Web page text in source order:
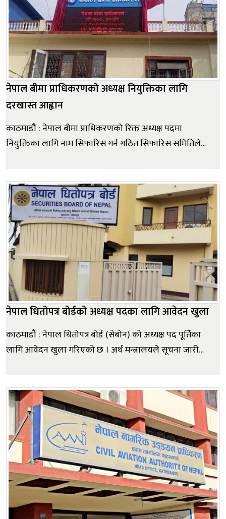
नेपाल बीमा प्राधिकरणको अध्यक्ष नियुक्तिका लागि
दरखास्त आह्वान
काठमाडौं : नेपाल बीमा प्राधिकरणको रिक्त अध्यक्ष पदमा
नियुक्तिका लागि नाम सिफारिस गर्न गठित सिफारिस समितिले
इच्छुक तथा योग्य व्यक्तिले सूचना प्रकाशित भएको मितिले सात
दिनभित्र अर्...
नेपाल धितोपत्र बोर्डको अध्यक्ष पदका लागि आवेदन खुला
काठमाडौं : नेपाल धितोपत्र बोर्ड (सेबोन) को अध्यक्ष पद पूर्तिका
लागि आवेदन खुला गरिएको छ । अर्थ मन्त्रालयले सूचना जारी
उम्मेदवारहरूले सूचना प्रकाशित भएको मितिले ७ दिनभित्र...